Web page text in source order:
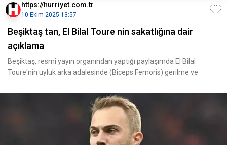
https://hurriyet.com.tr
10 Ekim 2025 13:57
Beşiktaş tan, El Bilal Toure nin sakatlığına dair
açıklama
Beşiktaş, resmi yayın organından yaptığı paylaşımda El Bilal
Toure'nin uyluk arka adalesinde (Biceps Femoris) gerilme ve